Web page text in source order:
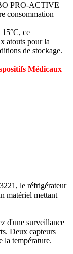
PRO-ACTIVE
consommation
15°C, ce
atouts pour la
de stockage.
Médicaux
le réfrigérateur
matériel mettant
d'une surveillance
Deux capteurs
la température.